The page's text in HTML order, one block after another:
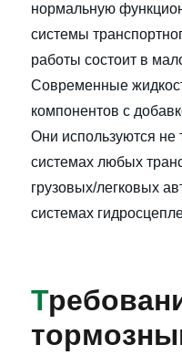
нормальную
системы
работы состоит в
Современные
компонентов с
Они используются не
системах любых
грузовых/легковых
системах
Т